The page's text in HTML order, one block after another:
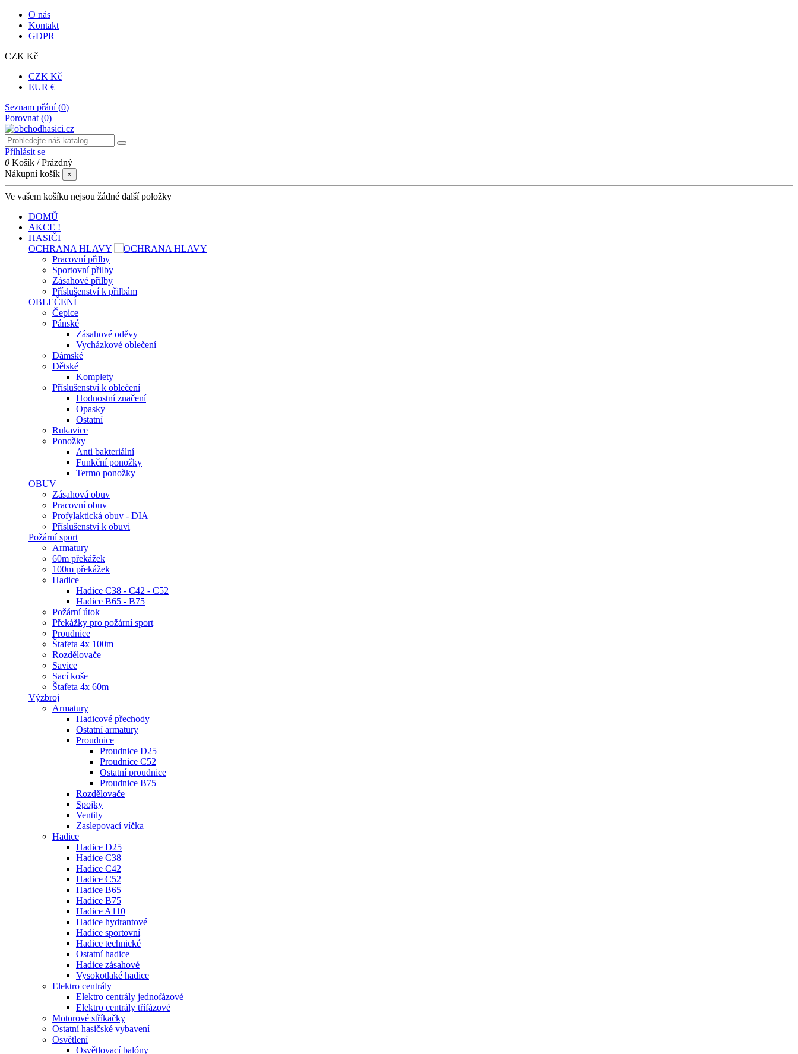
O nás
Kontakt
GDPR
CZK Kč
CZK Kč
EUR €
Seznam přání (0)
Porovnat (0)
Přihlásit se
0 Košík /Prázdný
Nákupní košík
×
Ve vašem košíku nejsou žádné další položky
DOMŮ
AKCE !
HASIČI
OCHRANA HLAVY
Pracovní přilby
Sportovní přilby
Zásahové přilby
Příslušenství k přilbám
OBLEČENÍ
Čepice
Pánské
Zásahové oděvy
Vycházkové oblečení
Dámské
Dětské
Komplety
Příslušenství k oblečení
Hodnostní značení
Opasky
Ostatní
Rukavice
Ponožky
Anti bakteriální
Funkční ponožky
Termo ponožky
OBUV
Zásahová obuv
Pracovní obuv
Profylaktická obuv - DIA
Příslušenství k obuvi
Požární sport
Armatury
60m překážek
100m překážek
Hadice
Hadice C38 - C42 - C52
Hadice B65 - B75
Požární útok
Překážky pro požární sport
Proudnice
Štafeta 4x 100m
Rozdělovače
Savice
Sací koše
Štafeta 4x 60m
Výzbroj
Armatury
Hadicové přechody
Ostatní armatury
Proudnice
Proudnice D25
Proudnice C52
Ostatní proudnice
Proudnice B75
Rozdělovače
Spojky
Ventily
Zaslepovací víčka
Hadice
Hadice D25
Hadice C38
Hadice C42
Hadice C52
Hadice B65
Hadice B75
Hadice A110
Hadice hydrantové
Hadice sportovní
Hadice technické
Ostatní hadice
Hadice zásahové
Vysokotlaké hadice
Elektro centrály
Elektro centrály jednofázové
Elektro centrály třífázové
Motorové stříkačky
Ostatní hasičské vybavení
Osvětlení
Osvětlovací balóny